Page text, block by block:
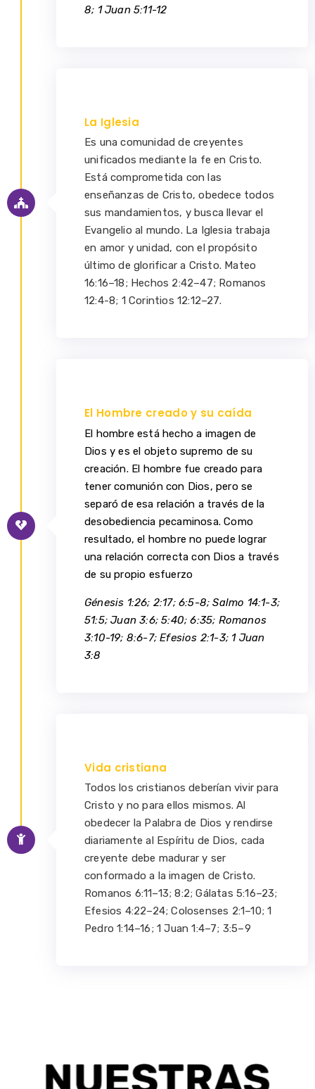
8; 1 Juan 5:11-12
La Iglesia
Es una comunidad de creyentes
unificados mediante la fe en Cristo.
Está comprometida con las
enseñanzas de Cristo, obedece todos
sus mandamientos, y busca llevar el
Evangelio al mundo. La Iglesia trabaja
en amor y unidad, con el propósito
último de glorificar a Cristo. Mateo
16:16–18; Hechos 2:42–47; Romanos
12:4-8; 1 Corintios 12:12–27.
El Hombre creado y su caída
El hombre está hecho a imagen de
Dios y es el objeto supremo de su
creación. El hombre fue creado para
tener comunión con Dios, pero se
separó de esa relación a través de la
desobediencia pecaminosa. Como
resultado, el hombre no puede lograr
una relación correcta con Dios a través
de su propio esfuerzo
Génesis 1:26; 2:17; 6:5-8; Salmo 14:1-3;
51:5; Juan 3:6; 5:40; 6:35; Romanos
3:10-19; 8:6-7; Efesios 2:1-3; 1 Juan
3:8
Vida cristiana
Todos los cristianos deberían vivir para
Cristo y no para ellos mismos. Al
obedecer la Palabra de Dios y rendirse
diariamente al Espíritu de Dios, cada
creyente debe madurar y ser
conformado a la imagen de Cristo.
Romanos 6:11–13; 8:2; Gálatas 5:16–23;
Efesios 4:22–24; Colosenses 2:1–10; 1
Pedro 1:14–16; 1 Juan 1:4–7; 3:5–9